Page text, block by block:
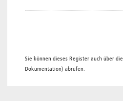
Sie können dieses Register auch über die
Dokumentation) abrufen.